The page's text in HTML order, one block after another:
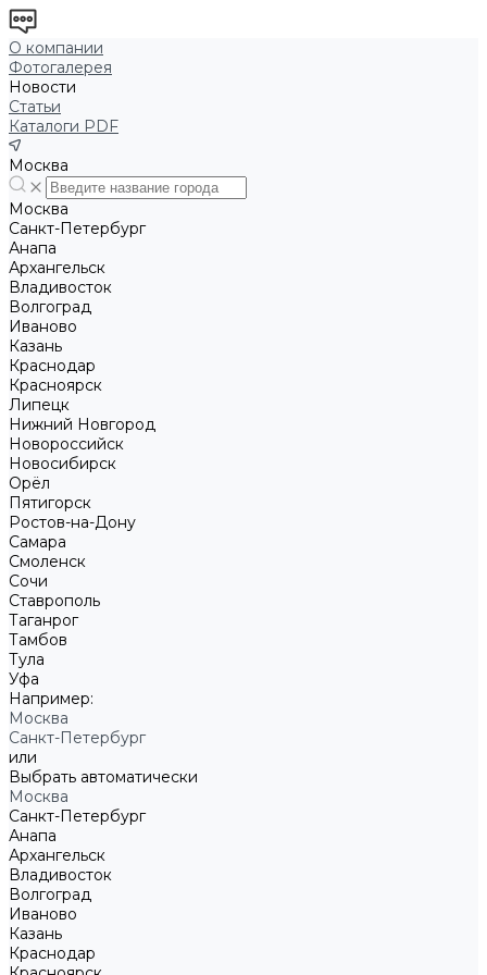
О компании
Фотогалерея
Новости
Статьи
Каталоги PDF
Москва
Москва
Санкт-Петербург
Анапа
Архангельск
Владивосток
Волгоград
Иваново
Казань
Краснодар
Красноярск
Липецк
Нижний Новгород
Новороссийск
Новосибирск
Орёл
Пятигорск
Ростов-на-Дону
Самара
Смоленск
Сочи
Ставрополь
Таганрог
Тамбов
Тула
Уфа
Например:
Москва
Санкт-Петербург
или
Выбрать автоматически
Москва
Санкт-Петербург
Анапа
Архангельск
Владивосток
Волгоград
Иваново
Казань
Краснодар